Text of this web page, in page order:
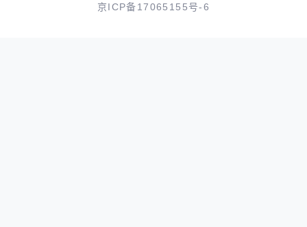
京ICP备17065155号-6